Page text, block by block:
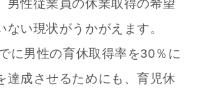
男性従業員の休業取得の希望
ない現状がうかがえます。
に男性の育休取得率を30％に
達成させるためにも、育児休